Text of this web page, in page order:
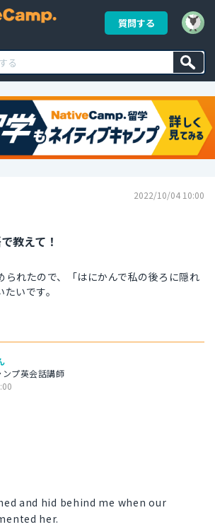
質問する
2022/10/04 10:00
教えて！
られたので、「はにかんで私の後ろに隠れ
いです。
プ英会話講師
and hid behind me when our
her.